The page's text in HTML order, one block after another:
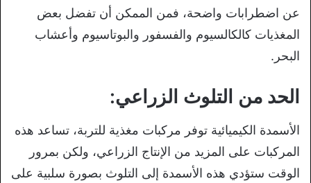
عن اضطرابات واضحة، فمن الممكن أن تفضل بعض
المغذيات كالكالسيوم والفسفور والبوتاسيوم وأعشاب
البحر.
الحد من التلوث الزراعي:
الأسمدة الكيميائية توفر مركبات مغذية للتربة، تساعد هذه
المركبات على المزيد من الإنتاج الزراعي، ولكن بمرور
الوقت ستؤدي هذه الأسمدة إلى التلوث بصورة سلبية على